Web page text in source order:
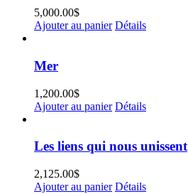
5,000.00$
Ajouter au panier Détails
Mer
1,200.00$
Ajouter au panier Détails
Les liens qui nous unissent
2,125.00$
Ajouter au panier Détails